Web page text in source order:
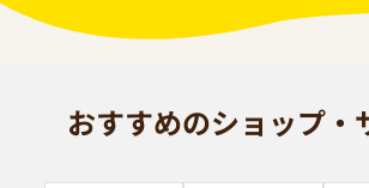
おすすめのショップ・